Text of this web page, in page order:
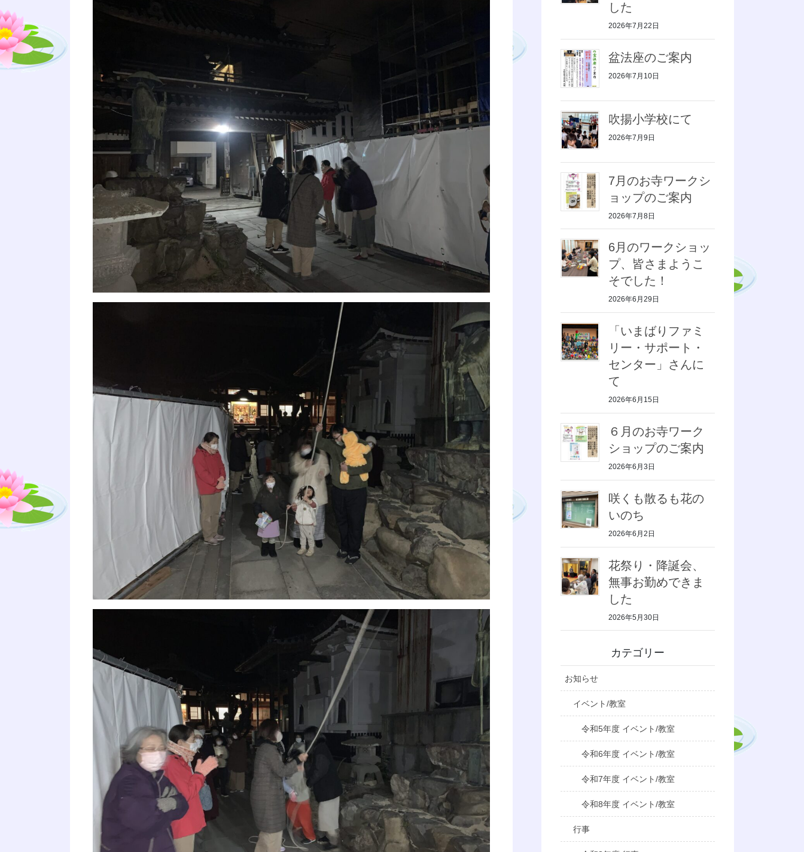
した
2026年7月22日
盆法座のご案内
2026年7月10日
吹揚小学校にて
2026年7月9日
7月のお寺ワークシ
ョップのご案内
2026年7月8日
6月のワークショッ
プ、皆さまようこ
そでした！
2026年6月29日
「いまばりファミ
リー・サポート・
センター」さんに
て
2026年6月15日
６月のお寺ワーク
ショップのご案内
2026年6月3日
咲くも散るも花の
いのち
2026年6月2日
花祭り・降誕会、
無事お勤めできま
した
2026年5月30日
カテゴリー
お知らせ
イベント/教室
令和5年度 イベント/教室
令和6年度 イベント/教室
令和7年度 イベント/教室
令和8年度 イベント/教室
行事